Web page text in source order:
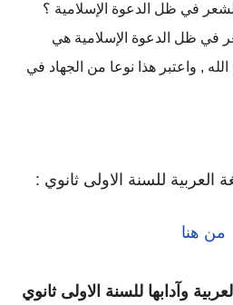
في ظل الدعوة الإسلامية ؟
في ظل الدعوة الإسلامية هي
, واعتبر هذا نوعا من الجهاد في
للسنة الاولى ثانوي :
من هنا
وآدابها للسنة الاولى ثانوي